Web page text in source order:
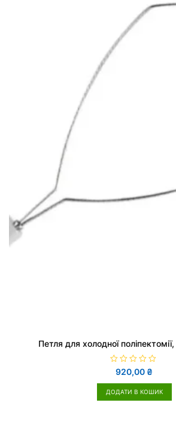
Петля для холодної
і
н
920,00 ₴
ДОДАТИ В КОШИК